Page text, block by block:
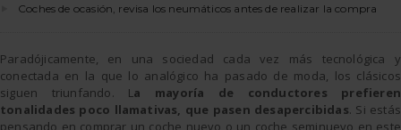
Coches de ocasión, revisa los neumáticos antes de realizar la compra
Paradójicamente, en una sociedad cada vez más tecnológica y
conectada en la que lo analógico ha pasado de moda, los clásicos
siguen triunfando. L a mayoría de conductores prefieren
tonalidades poco llamativas, que pasen desapercibidas. Si estás
pensando en comprar un coche nuevo o un coche seminuevo en este